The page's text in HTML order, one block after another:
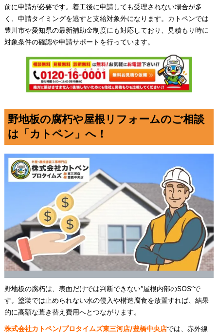
前に申請が必要です。着工後に申請しても受理されない場合が多
く、申請タイミングを逃すと支給対象外になります。カトペンでは
豊川市や愛知県の最新補助金制度にも対応しており、見積もり時に
対象条件の確認や申請サポートを行っています。
野地板の腐朽や屋根リフォームのご相談
は「カトペン」へ！
野地板の腐朽は、表面だけでは判断できない“屋根内部のSOS”で
す。塗装では止められない水の侵入や構造腐食を放置すれば、結果
的に高額な葺き替え費用へとつながります。
株式会社カトペン/プロタイムズ東三河店/豊橋中央店では、赤外線